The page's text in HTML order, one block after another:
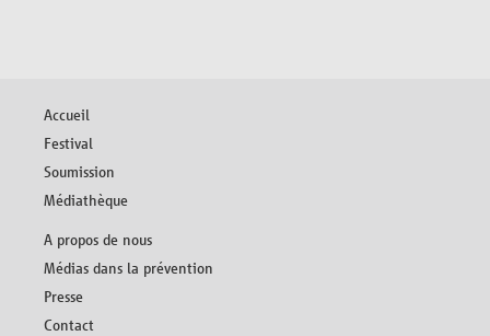
Aller
au
contenu
Accueil
Festival
Soumission
Médiathèque
Aller
au
contenu
A propos de nous
Médias dans la prévention
Presse
Contact